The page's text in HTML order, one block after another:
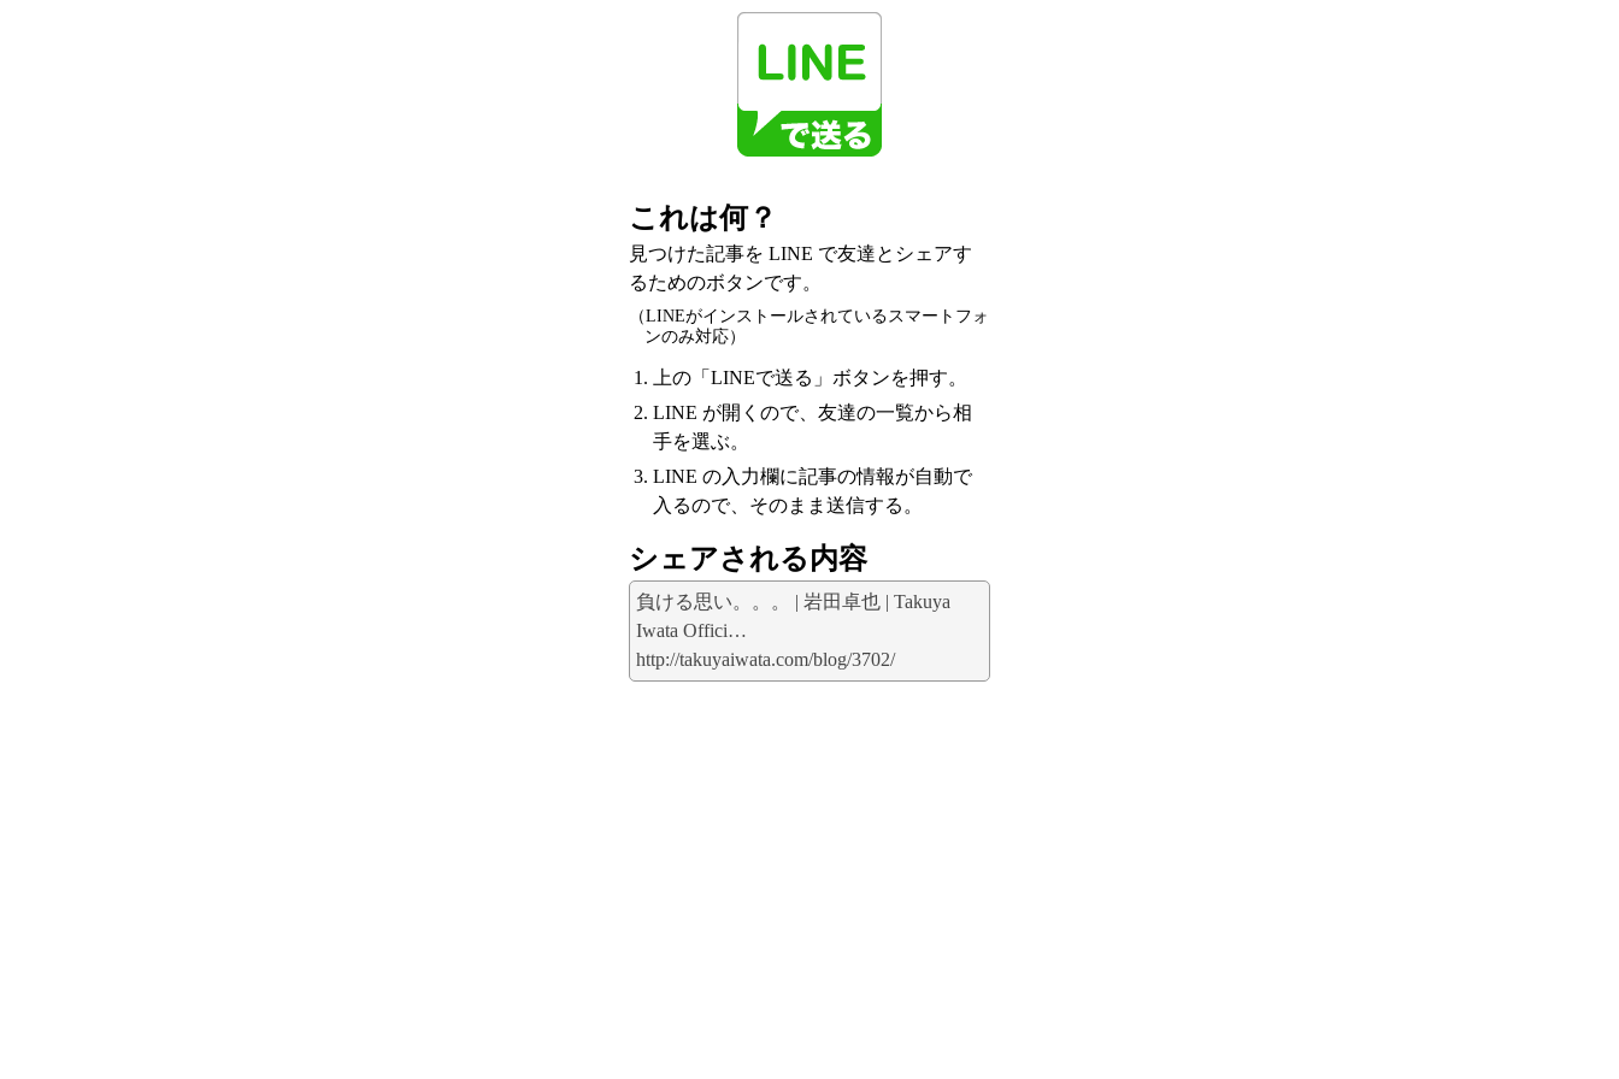
これは何？
見つけた記事を LINE で友達とシェアす
るためのボタンです。
（LINEがインストールされているスマートフォ
ンのみ対応）
上の「LINEで送る」ボタンを押す。
LINE が開くので、友達の一覧から相
手を選ぶ。
LINE の入力欄に記事の情報が自動で
入るので、そのまま送信する。
シェアされる内容
負ける思い。。。 | 岩田卓也 | Takuya
Iwata Offici…
http://takuyaiwata.com/blog/3702/